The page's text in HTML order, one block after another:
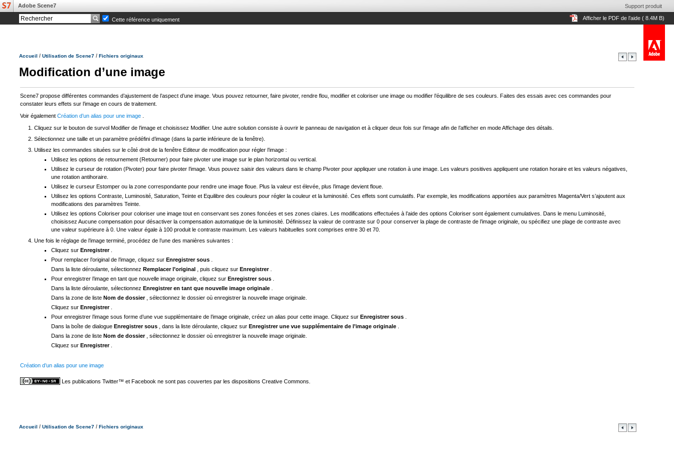
Adobe Scene7
Afficher le PDF de l’aide ( 8.4M B)
Cette référence uniquement
Accueil / Utilisation de Scene7 / Fichiers originaux
Modification d’une image
Scene7 propose différentes commandes d’ajustement de l’aspect d’une image. Vous pouvez retourner, faire pivoter, rendre flou, modifier et coloriser une image ou modifier l’équilibre de ses couleurs. Faites des essais avec ces commandes pour
constater leurs effets sur l’image en cours de traitement.
Voir également Création d’un alias pour une image
Cliquez sur le bouton de survol Modifier de l’image et choisissez Modifier. Une autre solution consiste à ouvrir le panneau de navigation et à cliquer deux fois sur l’image afin de l’afficher en mode Affichage des détails.
Sélectionnez une taille et un paramètre prédéfini d’image (dans la partie inférieure de la fenêtre).
Utilisez les commandes situées sur le côté droit de la fenêtre Editeur de modification pour régler l’image :
Utilisez les options de retournement (Retourner) pour faire pivoter une image sur le plan horizontal ou vertical.
Utilisez le curseur de rotation (Pivoter) pour faire pivoter l’image. Vous pouvez saisir des valeurs dans le champ Pivoter pour appliquer une rotation à une image. Les valeurs positives appliquent une rotation horaire et les valeurs négatives,
une rotation antihoraire.
Utilisez le curseur Estomper ou la zone correspondante pour rendre une image floue. Plus la valeur est élevée, plus l’image devient floue.
Utilisez les options Contraste, Luminosité, Saturation, Teinte et Equilibre des couleurs pour régler la couleur et la luminosité. Ces effets sont cumulatifs. Par exemple, les modifications apportées aux paramètres Magenta/Vert s’ajoutent aux
modifications des paramètres Teinte.
Utilisez les options Coloriser pour coloriser une image tout en conservant ses zones foncées et ses zones claires. Les modifications effectuées à l’aide des options Coloriser sont également cumulatives. Dans le menu Luminosité,
choisissez Aucune compensation pour désactiver la compensation automatique de la luminosité. Définissez la valeur de contraste sur 0 pour conserver la plage de contraste de l’image originale, ou spécifiez une plage de contraste avec
une valeur supérieure à 0. Une valeur égale à 100 produit le contraste maximum. Les valeurs habituelles sont comprises entre 30 et 70.
Une fois le réglage de l’image terminé, procédez de l’une des manières suivantes :
Cliquez sur Enregistrer
Pour remplacer l’original de l’image, cliquez sur Enregistrer sous
Dans la liste déroulante, sélectionnez Remplacer l’original , puis cliquez sur Enregistrer
Pour enregistrer l’image en tant que nouvelle image originale, cliquez sur Enregistrer sous
Dans la liste déroulante, sélectionnez Enregistrer en tant que nouvelle image originale
Dans la zone de liste Nom de dossier
, sélectionnez le dossier où enregistrer la nouvelle image originale.
Cliquez sur Enregistrer
Pour enregistrer l’image sous forme d’une vue supplémentaire de l’image originale, créez un alias pour cette image. Cliquez sur Enregistrer sous
Dans la boîte de dialogue Enregistrer sous , dans la liste déroulante, cliquez sur Enregistrer une vue supplémentaire de l’image originale
Dans la zone de liste Nom de dossier
, sélectionnez le dossier où enregistrer la nouvelle image originale.
Cliquez sur Enregistrer
Création d’un alias pour une image
Les publications Twitter™ et Facebook ne sont pas couvertes par les dispositions Creative Commons.
Accueil / Utilisation de Scene7 / Fichiers originaux
Support produit